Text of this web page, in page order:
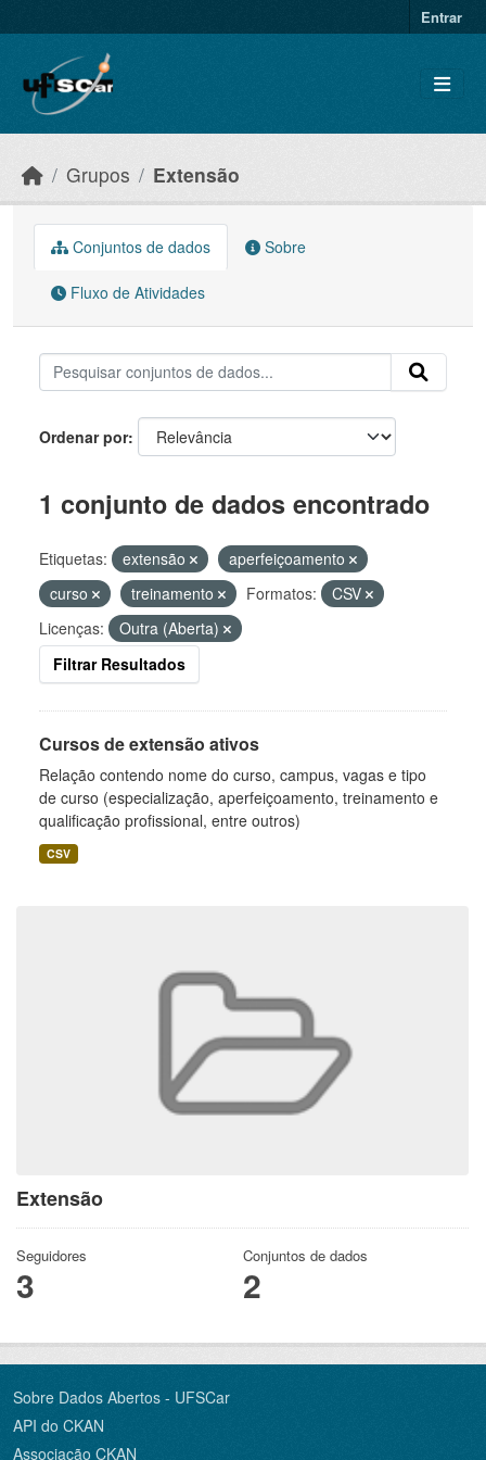
Entrar
Grupos Extensão
Extensão
Seguidores
3
Conjuntos de dados
2
Conjuntos de dados Sobre
Fluxo de Atividades
Ordenar por
1 conjunto de dados encontrado
Etiquetas: extensão
aperfeiçoamento
curso
treinamento Formatos:
CSV
Licenças:
Outra (Aberta)
Filtrar Resultados
Cursos de extensão ativos
Relação contendo nome do curso, campus, vagas e tipo
de curso (especialização, aperfeiçoamento, treinamento e
qualificação profissional, entre outros)
CSV
Sobre Dados Abertos - UFSCar
API do CKAN
Associação CKAN